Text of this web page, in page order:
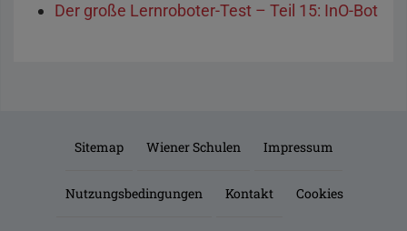
Der große Lernroboter-Test – Teil 15: InO-Bot
Sitemap Wiener Schulen Impressum
Nutzungsbedingungen Kontakt Cookies